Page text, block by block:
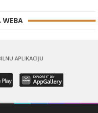
WEBA
APLIKACIJU